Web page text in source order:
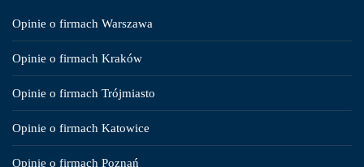
Opinie o firmach Warszawa
Opinie o firmach Kraków
Opinie o firmach Trójmiasto
Opinie o firmach Katowice
Opinie o firmach Poznań